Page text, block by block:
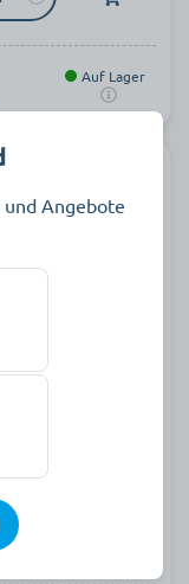
Auf Lager
Kilogramm zzgl. MwSt.
und Angebote